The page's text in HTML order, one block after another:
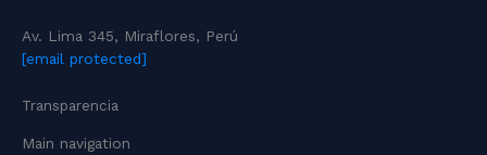
Av. Lima 345, Miraflores, Perú
[email protected]
Transparencia
Main navigation